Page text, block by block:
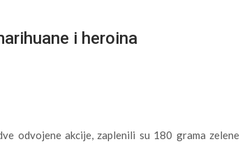
i heroina
odvojene akcije, zaplenili su 180 grama zelene